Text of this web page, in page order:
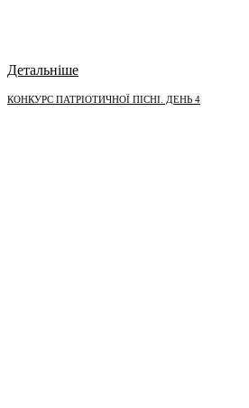
Детальніше
КОНКУРС ПАТРІОТИЧНОЇ ПІСНІ. ДЕНЬ 4